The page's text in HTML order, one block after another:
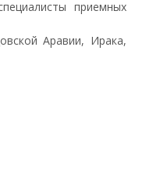
приемных
Аравии, Ирака,